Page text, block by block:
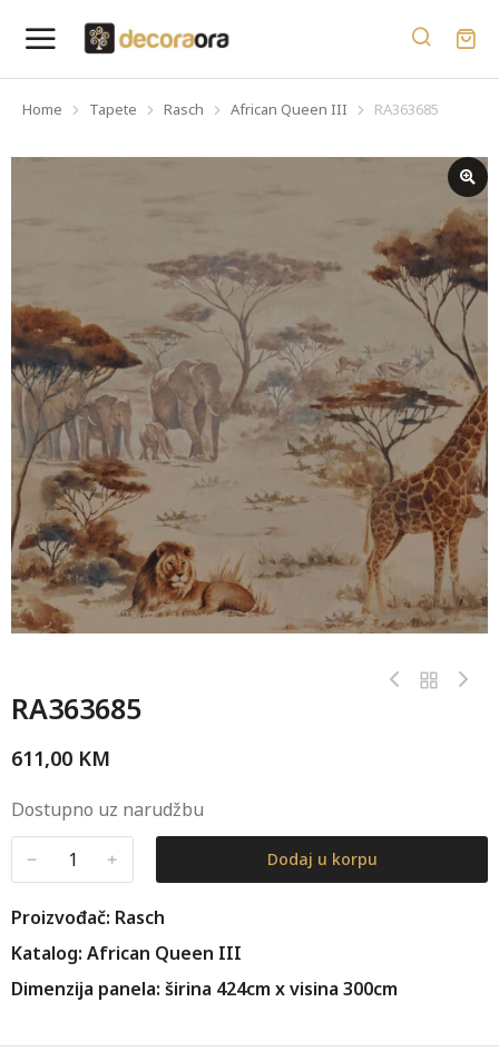
You are here:
Home Tapete Rasch African Queen III RA363685
RA363685
611,00 KM
Dostupno uz narudžbu
﹣ ﹢ Dodaj u korpu
Proizvođač: Rasch
Katalog: African Queen III
Dimenzija panela: širina 424cm x visina 300cm